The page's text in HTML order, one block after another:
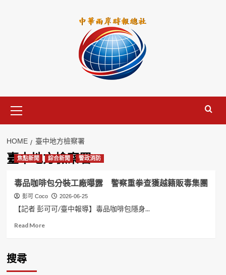
Menu
HOME 臺中地方檢察署
臺中地方檢察署
焦點新聞 綜合新聞 警政消防
毒品咖啡包分裝工廠曝露 警察重拳查獲越籍販毒集團
彭可 Coco 2026-06-25
【記者 彭可可/臺中報導】毒品咖啡包隱身...
Read MoreRead
搜尋